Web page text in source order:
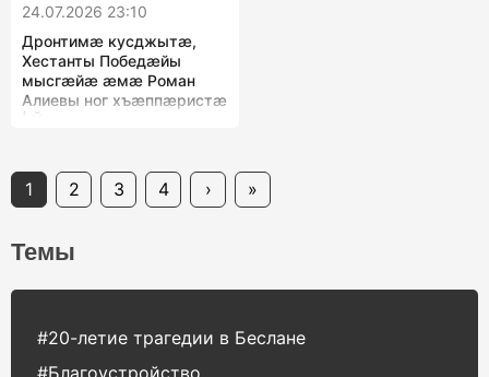
24.07.2026 23:10
Дронтимæ кусджытæ,
Хестанты Победæйы
мысгæйæ æмæ Роман
Алиевы ног хъæппæристæ
| Йæ рæстæгыл
1 2 3 4 › »
Темы
#20-летие трагедии в Беслане
#Благоустройство